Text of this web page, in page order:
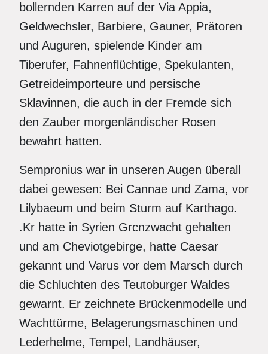
bollernden Karren auf der Via Appia,
Geldwechsler, Barbiere, Gauner, Prätoren
und Auguren, spielende Kinder am
Tiberufer, Fahnenflüchtige, Spekulanten,
Getreideimporteure und persische
Sklavinnen, die auch in der Fremde sich
den Zauber morgenländischer Rosen
bewahrt hatten.
Sempronius war in unseren Augen überall
dabei gewesen: Bei Cannae und Zama, vor
Lilybaeum und beim Sturm auf Karthago.
.Kr hatte in Syrien Grcnzwacht gehalten
und am Cheviotgebirge, hatte Caesar
gekannt und Varus vor dem Marsch durch
die Schluchten des Teutoburger Waldes
gewarnt. Er zeichnete Brückenmodelle und
Wachttürme, Belagerungsmaschinen und
Lederhelme, Tempel, Landhäuser,